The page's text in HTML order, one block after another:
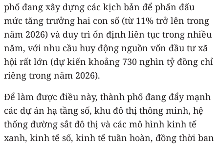
phố đang xây dựng các kịch bản để phấn đấu
mức tăng trưởng hai con số (từ 11% trở lên trong
năm 2026) và duy trì ổn định liên tục trong nhiều
năm, với nhu cầu huy động nguồn vốn đầu tư xã
hội rất lớn (dự kiến khoảng 730 nghìn tỷ đồng chỉ
riêng trong năm 2026).
Để làm được điều này, thành phố đang đẩy mạnh
các dự án hạ tầng số, khu đô thị thông minh, hệ
thống đường sắt đô thị và các mô hình kinh tế
xanh, kinh tế số, kinh tế tuần hoàn, đồng thời ban